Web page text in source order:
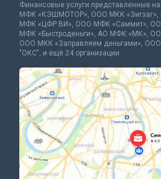
Финансовые услуги представленные
МФК «КЭШМОТОР», ООО МКК
МФК «ЦФР ВИ», ООО МФК «Саммит»,
МФК «Быстроденьги», АО МФК «МК»,
ООО МКК «Заправляем деньгами»,
"ОКС", и ещё 24 организации.